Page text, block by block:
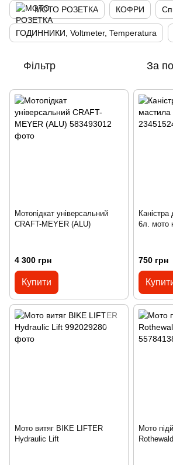
МОТО РОЗЕТКА КОФРИ
ГОДИННИКИ, Voltmeter, Temperatura
Фільтр За
Мотопідкат універсальний
CRAFT-MEYER (ALU)
4 300 грн
Купити
6л. мото
750 грн
Мото витяг BIKE LIFTER
Hydraulic Lift
Мото